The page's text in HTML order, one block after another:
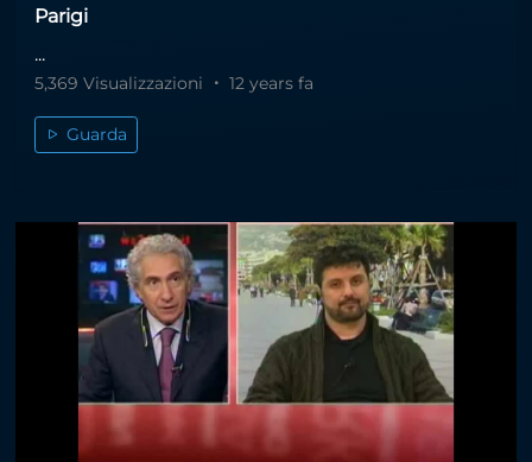
Parigi
...
5,369 Visualizzazioni 12 years fa
Guarda